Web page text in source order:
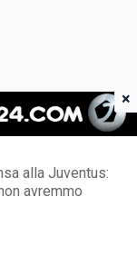
alla Juventus:
avremmo
×